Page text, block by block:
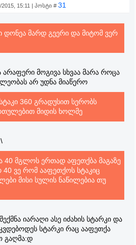
2015, 15:11 | პოსტი # 31
მარდ გეერი და მიტომ ვერ
მოგივა სხვაა მარა როცა
არ უდნა მიაწერო
360 გრადუსით სერობს
მიდის ხოლმე
40 მგლოს ერთად აფეთქბა მაგაზე
ვე რომ ააფეთქოს სტაკიც
მისი სულის ნაწილებია თუ
იარაღი ასე იძახის სტარკი და
სტარკი რაც ააფეთქა
გაღმა:დ